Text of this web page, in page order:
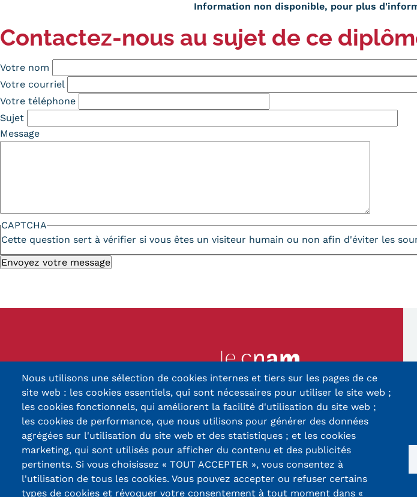
Information non disponible, pour plus
Contactez-nous au sujet de ce
Votre nom
Votre courriel
Votre téléphone
Sujet
Message
CAPTCHA
Cette question sert à vérifier si vous êtes un visiteur humain ou non afin d'éviter les
13, Rue Ernest Thierry-Mieg
90010 BELFORT Cedex
03 84 58 33 10
Réseaux
sociaux
Nous utilisons une sélection de cookies internes et tiers sur les pages de ce
site web : les cookies essentiels, qui sont nécessaires pour utiliser le site web ;
les cookies fonctionnels, qui améliorent la facilité d'utilisation du site web ;
les cookies de performance, que nous utilisons pour générer des données
agrégées sur l'utilisation du site web et des statistiques ; et les cookies
marketing, qui sont utilisés pour afficher du contenu et des publicités
pertinents. Si vous choisissez « TOUT ACCEPTER », vous consentez à
l'utilisation de tous les cookies. Vous pouvez accepter ou refuser certains
types de cookies et révoquer votre consentement à tout moment dans «